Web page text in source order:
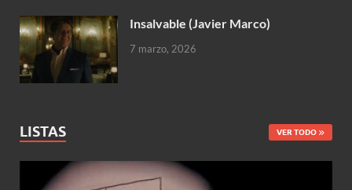
Insalvable (Javier Marco)
7 marzo, 2026
LISTAS VER TODO